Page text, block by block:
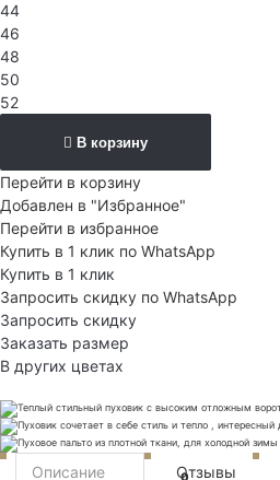
44
46
48
50
52
В корзину
Перейти в корзину
Добавлен в "Избранное"
Перейти в избранное
Купить в 1 клик по WhatsApp
Купить в 1 клик
Запросить скидку по WhatsApp
Запросить скидку
Заказать размер
В других цветах
Описание Отзывы